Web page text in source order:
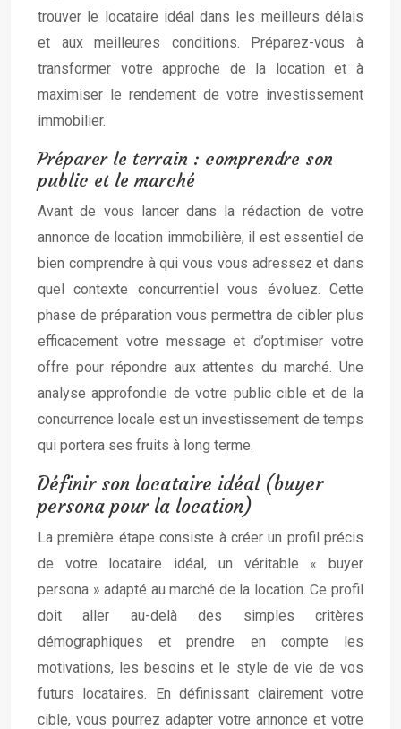
trouver le locataire idéal dans les meilleurs délais
et aux meilleures conditions. Préparez-vous à
transformer votre approche de la location et à
maximiser le rendement de votre investissement
immobilier.
Préparer le terrain : comprendre son
public et le marché
Avant de vous lancer dans la rédaction de votre
annonce de location immobilière, il est essentiel de
bien comprendre à qui vous vous adressez et dans
quel contexte concurrentiel vous évoluez. Cette
phase de préparation vous permettra de cibler plus
efficacement votre message et d’optimiser votre
offre pour répondre aux attentes du marché. Une
analyse approfondie de votre public cible et de la
concurrence locale est un investissement de temps
qui portera ses fruits à long terme.
Définir son locataire idéal (buyer
persona pour la location)
La première étape consiste à créer un profil précis
de votre locataire idéal, un véritable « buyer
persona » adapté au marché de la location. Ce profil
doit aller au-delà des simples critères
démographiques et prendre en compte les
motivations, les besoins et le style de vie de vos
futurs locataires. En définissant clairement votre
cible, vous pourrez adapter votre annonce et votre